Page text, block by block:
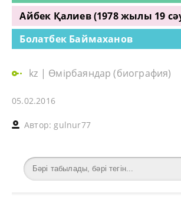
Айбек Қалиев (1978 жылы 19
Болатбек Баймаханов
kz | Өмірбаяндар (биография)
05.02.2016
Автор: gulnur77